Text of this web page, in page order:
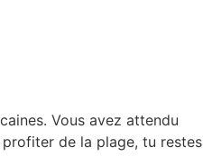
Vous avez attendu
de la plage, tu restes